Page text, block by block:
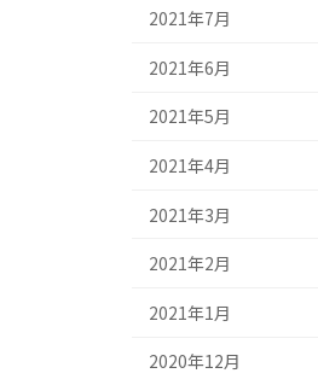
2021年7月
2021年6月
2021年5月
2021年4月
2021年3月
2021年2月
2021年1月
2020年12月